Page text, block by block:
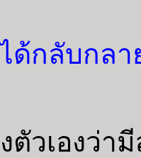
ได้กลับกล
ตัวเองว่